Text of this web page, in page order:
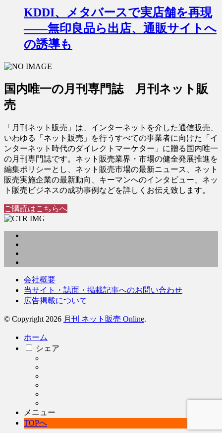
KDDI、メタバースで実店舗を再現
――無印良品ら出店、通販サイトへ
の誘導も
国内唯一の月刊専門誌 月刊ネット販
売
「月刊ネット販売」は、インターネットを介した通信販売、
いわゆる「ネット販売」を行うすべての事業者に向けた「イ
ンターネット時代のダイレクトマーケター」に贈る国内唯一
の月刊専門誌です。ネット販売業界・市場の健全発展推進を
編集ポリシーとし、ネット販売市場の最新ニュース、ネット
販売実施企業の最新動向、キーマンへのインタビュー、ネッ
ト販売ビジネスの成功事例などを詳しくお伝え致します。
ご購読はこちらへ
会社概要
当サイト・誌面・掲載記事へのお問い合わせ
広告掲載について
© Copyright 2026 月刊 ネット販売 Online.
ホーム
シェア
メニュー
TOPへ